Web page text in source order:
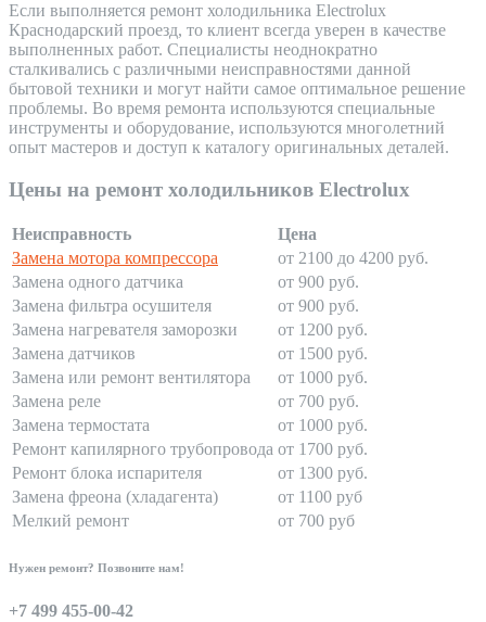
Если выполняется ремонт холодильника Electrolux
Краснодарский проезд, то клиент всегда уверен в качестве
выполненных работ. Специалисты неоднократно
сталкивались с различными неисправностями данной
бытовой техники и могут найти самое оптимальное решение
проблемы. Во время ремонта используются специальные
инструменты и оборудование, используются многолетний
опыт мастеров и доступ к каталогу оригинальных деталей.
Цены на ремонт холодильников Electrolux
Неисправность
Цена
Замена мотора компрессора
от 2100 до 4200 руб.
Замена одного датчика
от 900 руб.
Замена фильтра осушителя
от 900 руб.
Замена нагревателя заморозки
от 1200 руб.
Замена датчиков
от 1500 руб.
Замена или ремонт вентилятора
от 1000 руб.
Замена реле
от 700 руб.
Замена термостата
от 1000 руб.
Ремонт капилярного трубопровода от 1700 руб.
Ремонт блока испарителя
от 1300 руб.
Замена фреона (хладагента)
от 1100 руб
Мелкий ремонт
от 700 руб
Нужен ремонт? Позвоните нам!
+7 499 455-00-42